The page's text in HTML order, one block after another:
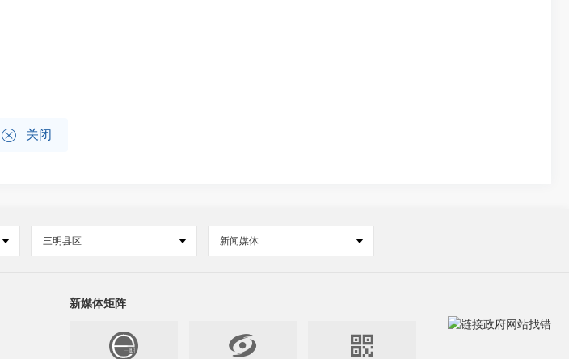
 关闭
三明县区 新闻媒体
新媒体矩阵
 